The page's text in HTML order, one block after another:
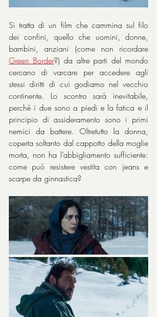
Si tratta di un film che cammina sul filo
dei confini, quello che uomini, donne,
Green Border?) da altre parti del mondo
cercano di varcare per accedere agli
stessi diritti di cui godiamo nel vecchio
continente. Lo scontro sarà inevitabile,
perché i due sono a piedi e la fatica e il
principio di assideramento sono i primi
nemici da battere. Oltretutto la donna,
coperta soltanto dal cappotto della moglie
morta, non ha l’abbigliamento sufficiente:
come può resistere vestita con jeans e
scarpe da ginnastica?